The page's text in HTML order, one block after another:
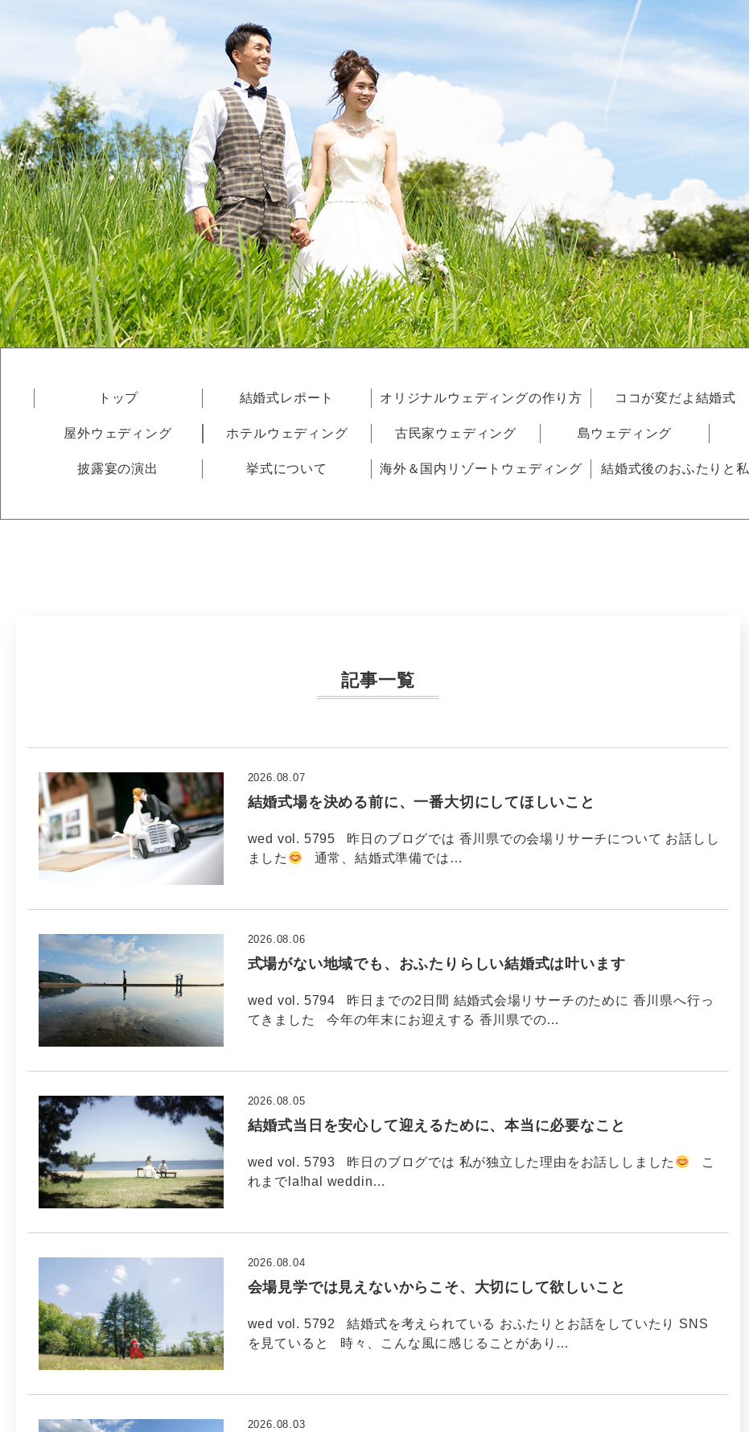
トップ 結婚式レポート オリジナルウェディングの作り方 ココが変だよ結婚式
屋外ウェディング ホテルウェディング 古民家ウェディング 島ウェディング
披露宴の演出 挙式について 海外＆国内リゾートウェディング 結婚式後のおふたりと私
記事一覧
結婚式場を決める前に、一番大切にしてほしいこと
2026.08.07
wed vol. 5795 昨日のブログでは 香川県での会場リサーチについて お話しし
ました
通常、結婚式準備では…
式場がない地域でも、おふたりらしい結婚式は叶います
2026.08.06
wed vol. 5794 昨日までの2日間 結婚式会場リサーチのために 香川県へ行っ
てきました 今年の年末にお迎えする 香川県での…
結婚式当日を安心して迎えるために、本当に必要なこと
2026.08.05
wed vol. 5793 昨日のブログでは 私が独立した理由をお話ししました
こ
れまでla!hal weddin…
会場見学では見えないからこそ、大切にして欲しいこと
2026.08.04
wed vol. 5792 結婚式を考えられている おふたりとお話をしていたり SNS
を見ていると 時々、こんな風に感じることがあり…
2026.08.03